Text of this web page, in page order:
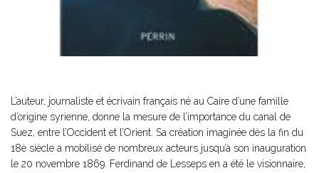
L’auteur, journaliste et écrivain français né au Caire d’une famille
d’origine syrienne, donne la mesure de l’importance du canal de
Suez, entre l’Occident et l’Orient. Sa création imaginée dès la fin du
18è siècle a mobilisé de nombreux acteurs jusqu’à son inauguration
le 20 novembre 1869. Ferdinand de Lesseps en a été le visionnaire,